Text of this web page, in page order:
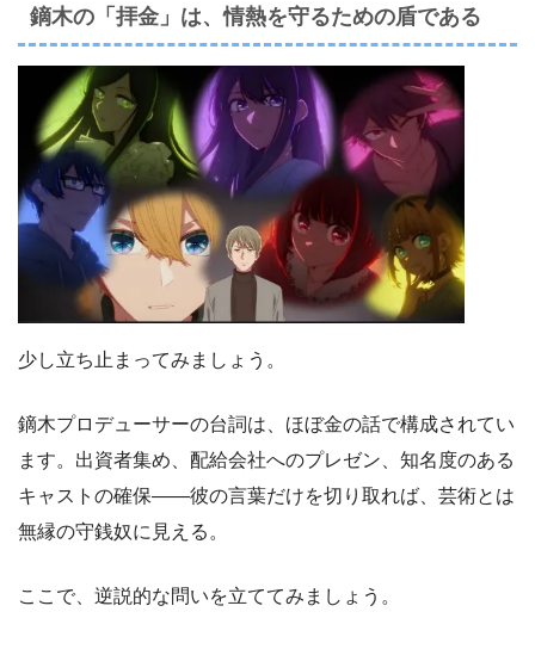
鏑木の「拝金」は、情熱を守るための盾である
少し立ち止まってみましょう。
鏑木プロデューサーの台詞は、ほぼ金の話で構成されてい
ます。出資者集め、配給会社へのプレゼン、知名度のある
キャストの確保——彼の言葉だけを切り取れば、芸術とは
無縁の守銭奴に見える。
ここで、逆説的な問いを立ててみましょう。